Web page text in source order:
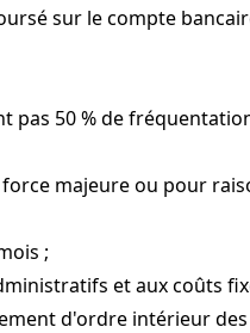
sur le compte
50 % de
majeure ou pour
;
et aux coûts
d'ordre intérieur